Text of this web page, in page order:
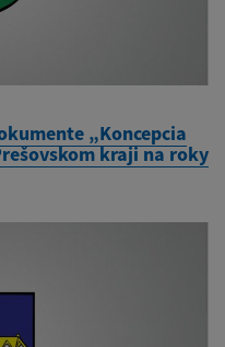
„Koncepcia
kraji na roky